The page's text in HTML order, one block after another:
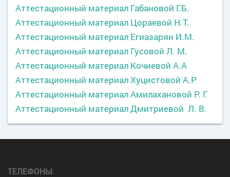
Аттестационный материал Габановой Г.Б.
Аттестационный материал Цораевой Н.Т.
Аттестационный материал Егиазарян И.М.
Аттестационный материал Гусовой Л. М.
Аттестационный материал Кочиевой А.А
Аттестационный материал Хуцистовой А.Р
Аттестационный материал Амилахановой Р. Г.
Аттестационный материал Дмитриевой Л. В.
ТЕЛЕФОНЫ: